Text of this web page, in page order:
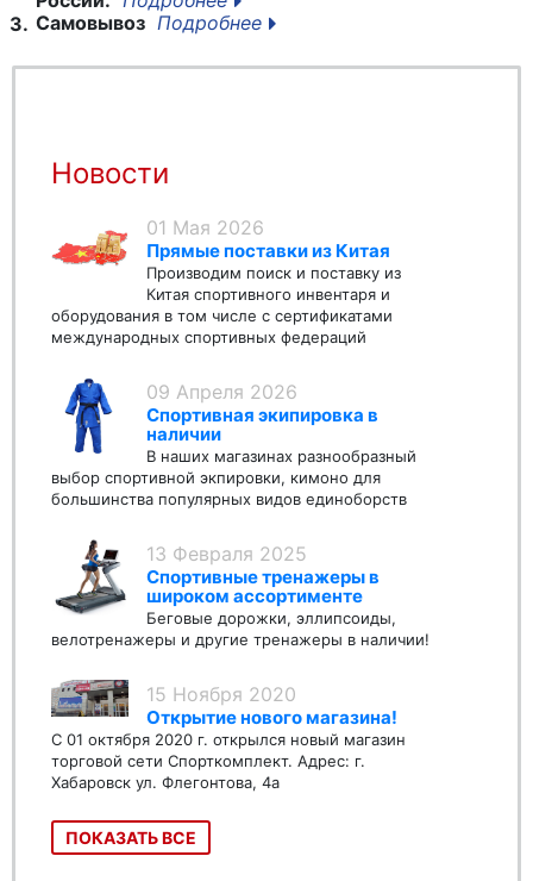
3. Самовывоз Подробнее
Новости
01 Мая 2026
Прямые поставки из Китая
Производим поиск и поставку из
Китая спортивного инвентаря и
оборудования в том числе с сертификатами
международных спортивных федераций
09 Апреля 2026
Спортивная экипировка в
наличии
В наших магазинах разнообразный
выбор спортивной экпировки, кимоно для
большинства популярных видов единоборств
13 Февраля 2025
Спортивные тренажеры в
широком ассортименте
Беговые дорожки, эллипсоиды,
велотренажеры и другие тренажеры в наличии!
15 Ноября 2020
Открытие нового магазина!
С 01 октября 2020 г. открылся новый магазин
торговой сети Спорткомплект. Адрес: г.
Хабаровск ул. Флегонтова, 4а
ПОКАЗАТЬ ВСЕ